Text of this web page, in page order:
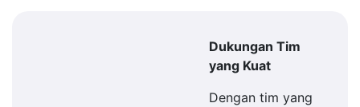
Dukungan Tim
yang Kuat
Dengan tim yang